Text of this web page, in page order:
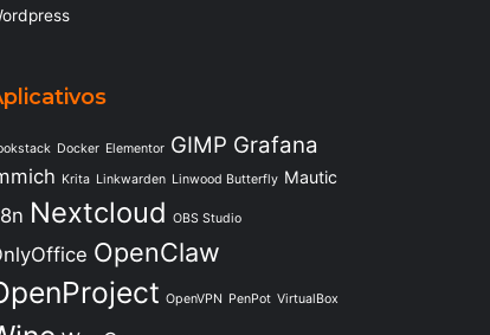
Docker Elementor GIMP Grafana
Krita Linkwarden Linwood Butterfly Mautic
Nextcloud OBS Studio
OpenClaw
OpenVPN PenPot VirtualBox